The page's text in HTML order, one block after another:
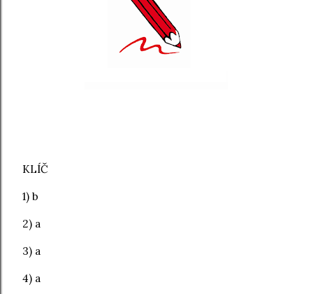
KLÍČ
1) b
2) a
3) a
4) a